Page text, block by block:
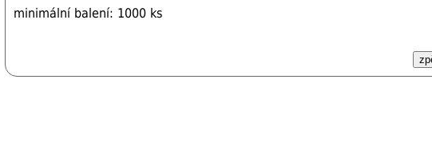
minimální balení: 1000 ks